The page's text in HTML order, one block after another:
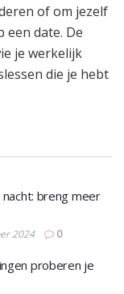
of om jezelf
date. De
je werkelijk
die je hebt
breng meer
2024 0
proberen je